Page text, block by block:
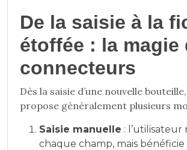
De la saisie à la
étoffée : la magie
connecteurs
Dès la saisie d’une nouvelle
propose généralement plusieurs
Saisie manuelle : l’utilisateur
chaque champ, mais bénéficie